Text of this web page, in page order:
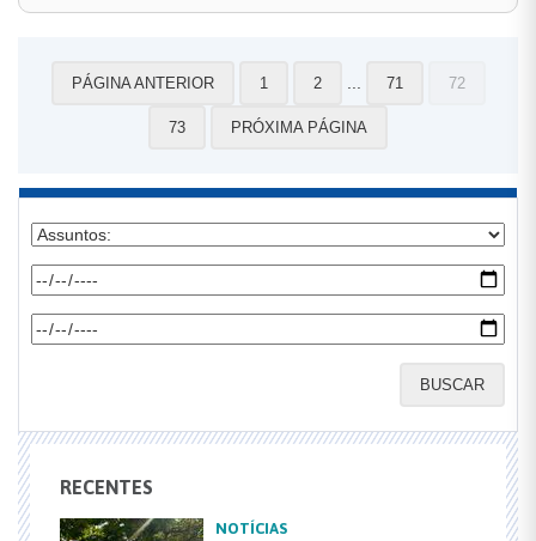
PÁGINA ANTERIOR 1 2 71 72
73 PRÓXIMA PÁGINA
BUSCAR
RECENTES
NOTÍCIAS